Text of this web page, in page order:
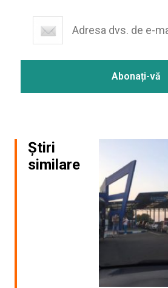
Știri
similare